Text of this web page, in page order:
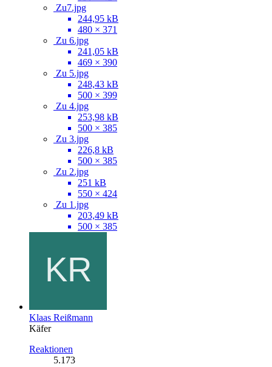
Zu7.jpg
244,95 kB
480 × 371
Zu 6.jpg
241,05 kB
469 × 390
Zu 5.jpg
248,43 kB
500 × 399
Zu 4.jpg
253,98 kB
500 × 385
Zu 3.jpg
226,8 kB
500 × 385
Zu 2.jpg
251 kB
550 × 424
Zu 1.jpg
203,49 kB
500 × 385
Klaas Reißmann
Käfer
Reaktionen
5.173